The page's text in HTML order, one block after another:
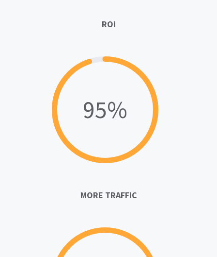
ROI
95%
MORE TRAFFIC